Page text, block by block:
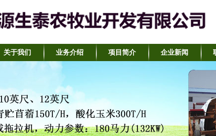
关于我们 业务介绍 项目简介 企业新闻